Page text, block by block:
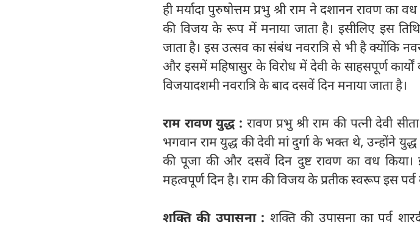
ही मर्यादा पुरुषोत्तम प्रभु श्री राम ने दशानन रावण
की विजय के रूप में मनाया जाता है। इसीलिए इस
जाता है। इस उत्सव का संबंध नवरात्रि से भी है क्योंकि
और इसमें महिषासुर के विरोध में देवी के साहसपूर्ण
विजयादशमी नवरात्रि के बाद दसवें दिन मनाया जाता है।
राम रावण युद्ध : रावण प्रभु श्री राम की पत्नी देवी
भगवान राम युद्ध की देवी मां दुर्गा के भक्त थे, उन्होंने युद्ध
की पूजा की और दसवें दिन दुष्ट रावण का वध
महत्वपूर्ण दिन है। राम की विजय के प्रतीक स्वरूप इस
शक्ति की उपासना : शक्ति की उपासना का पर्व